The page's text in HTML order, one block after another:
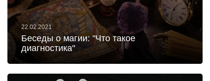
22.02.2021
Беседы о магии: "Что такое
диагностика"